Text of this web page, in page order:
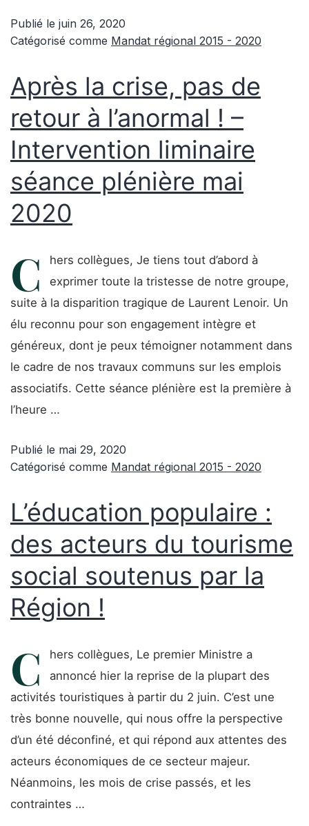
Publié le juin 26, 2020
Catégorisé comme Mandat régional 2015 - 2020
Après la crise, pas de
retour à l’anormal ! –
Intervention liminaire
séance plénière mai
2020
C
hers collègues, Je tiens tout d’abord à
exprimer toute la tristesse de notre groupe,
suite à la disparition tragique de Laurent Lenoir. Un
élu reconnu pour son engagement intègre et
généreux, dont je peux témoigner notamment dans
le cadre de nos travaux communs sur les emplois
associatifs. Cette séance plénière est la première à
l’heure …
Publié le mai 29, 2020
Catégorisé comme Mandat régional 2015 - 2020
L’éducation populaire :
des acteurs du tourisme
social soutenus par la
Région !
C
hers collègues, Le premier Ministre a
annoncé hier la reprise de la plupart des
activités touristiques à partir du 2 juin. C’est une
très bonne nouvelle, qui nous offre la perspective
d’un été déconfiné, et qui répond aux attentes des
acteurs économiques de ce secteur majeur.
Néanmoins, les mois de crise passés, et les
contraintes …